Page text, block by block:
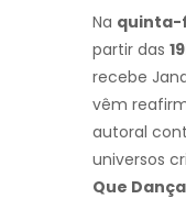
Na quinta-
partir das
recebe
vêm
autoral
universos
Que